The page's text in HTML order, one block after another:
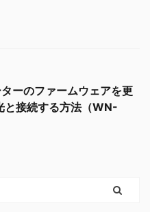
ーのファームウェアを更
と接続する方法（WN-